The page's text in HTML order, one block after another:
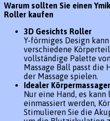
Warum sollten Sie einen
Roller kaufen
3D Gesichts Roller
Y-förmiges Design
verschiedene
vollständige Palette
Massage Ball passt die
der Massage spielen.
Idealer Körpermassager
Nur eine Hand, es
einmassiert werden,
Stimulieren Sie die